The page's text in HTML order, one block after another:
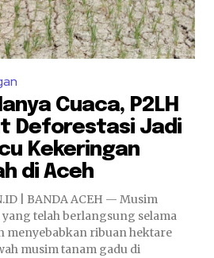
Cuaca, P2LH
Deforestasi Jadi
Kekeringan
di Aceh
BANDA ACEH — Musim
telah berlangsung selama
menyebabkan ribuan hektare
musim tanam gadu di